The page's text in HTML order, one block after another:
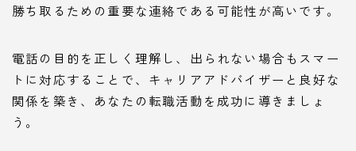
勝ち取るための重要な連絡である可能性が高いです。
電話の目的を正しく理解し、出られない場合もスマー
トに対応することで、キャリアアドバイザーと良好な
関係を築き、あなたの転職活動を成功に導きましょ
う。